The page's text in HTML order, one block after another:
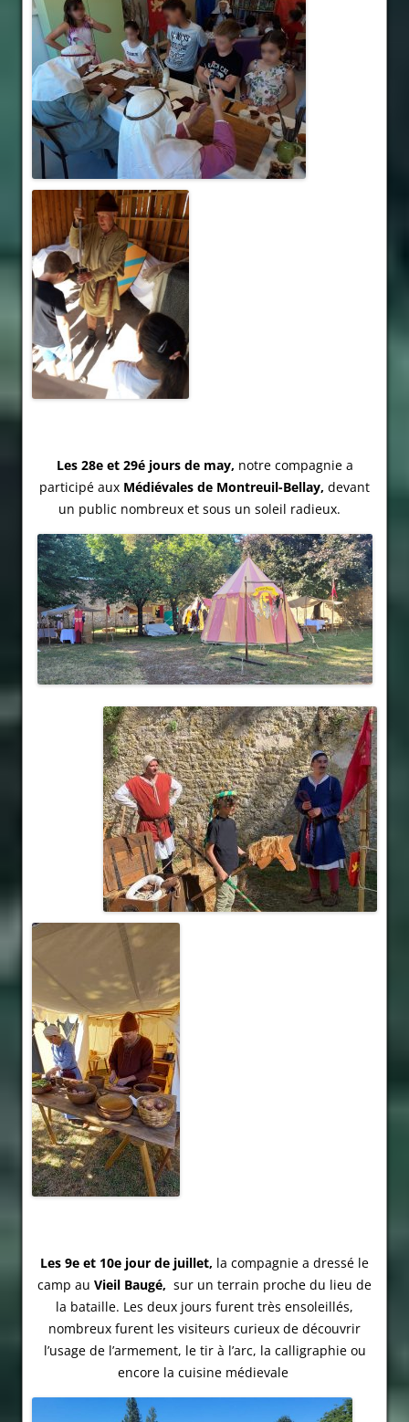
Les 28e et 29é jours de may, notre compagnie a
participé aux Médiévales de Montreuil-Bellay, devant
un public nombreux et sous un soleil radieux.
Les 9e et 10e jour de juillet, la compagnie a dressé le
camp au Vieil Baugé, sur un terrain proche du lieu de
la bataille. Les deux jours furent très ensoleillés,
nombreux furent les visiteurs curieux de découvrir
l’usage de l’armement, le tir à l’arc, la calligraphie ou
encore la cuisine médievale